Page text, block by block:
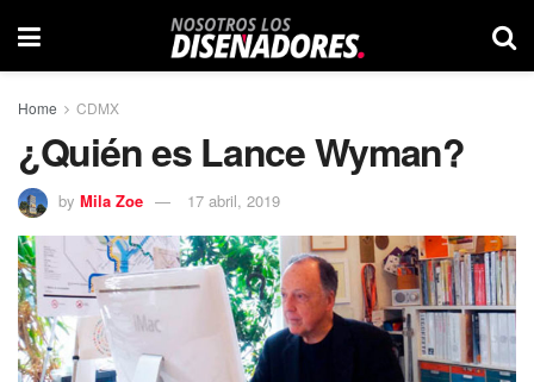
Home CDMX
¿Quién es Lance Wyman?
by Mila Zoe 17 abril, 2019